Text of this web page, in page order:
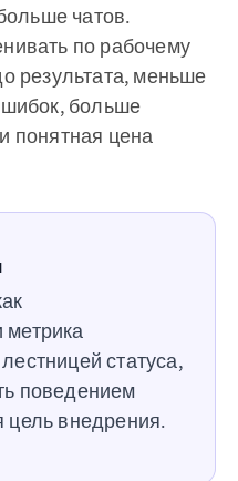
чатов.
по рабочему
результата, меньше
больше
понятная цена
статуса,
поведением
цель внедрения.